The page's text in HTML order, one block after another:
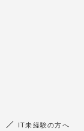
IT未経験の方へ